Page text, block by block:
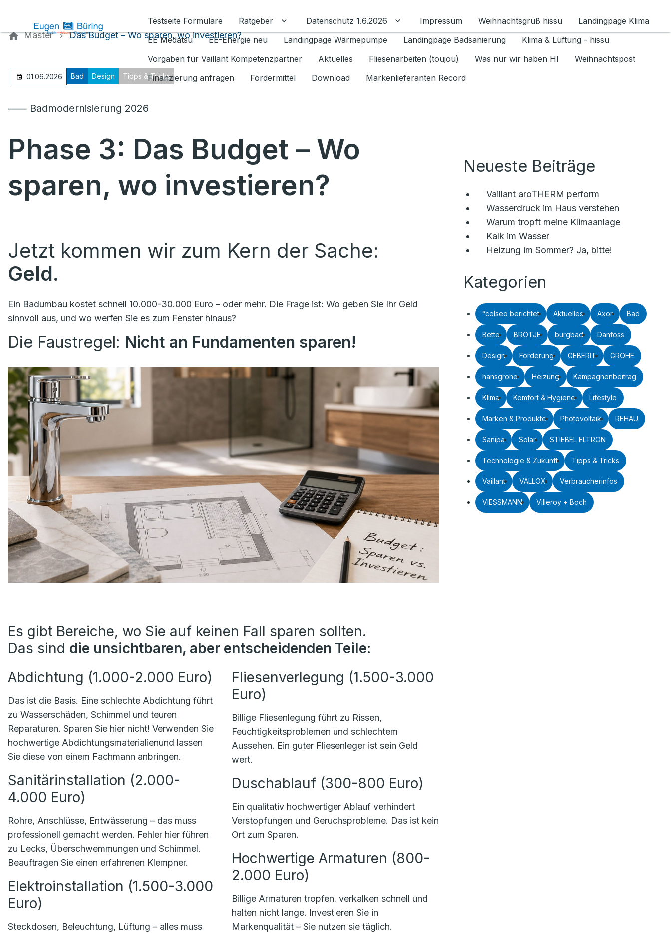
Testseite Formulare
Ratgeber Untermenü für Ratgeber umschalten
Datenschutz 1.6.2026 Untermenü für Datenschutz 1.6.2026 umschalten
Impressum Weihnachtsgruß hissu
Landingpage Klima
EE Medatsu
EE-Energie neu Landingpage Wärmepumpe Landingpage Badsanierung
Klima & Lüftung - hissu
Vorgaben für Vaillant Kompetenzpartner
Aktuelles Fliesenarbeiten (toujou) Was nur wir haben HI
Weihnachtspost
Finanzierung anfragen
Fördermittel Download Markenlieferanten Record
Master Das Budget – Wo sparen, wo investieren?
01.06.2026 Bad Design Tipps & Tricks
⸺ Badmodernisierung 2026
Phase 3: Das Budget – Wo
sparen, wo investieren?
Jetzt kommen wir zum Kern der Sache:
Geld.
Ein Badumbau kostet schnell 10.000-30.000 Euro – oder mehr. Die Frage ist: Wo geben Sie Ihr Geld
sinnvoll aus, und wo werfen Sie es zum Fenster hinaus?
Die Faustregel: Nicht an Fundamenten sparen!
Es gibt Bereiche, wo Sie auf keinen Fall sparen sollten.
Das sind die unsichtbaren, aber entscheidenden Teile:
Abdichtung (1.000-2.000 Euro)
Das ist die Basis. Eine schlechte Abdichtung führt
zu Wasserschäden, Schimmel und teuren
Reparaturen. Sparen Sie hier nicht! Verwenden Sie
hochwertige Abdichtungsmaterialienund lassen
Sie diese von einem Fachmann anbringen.
Sanitärinstallation (2.000-
4.000 Euro)
Rohre, Anschlüsse, Entwässerung – das muss
professionell gemacht werden. Fehler hier führen
zu Lecks, Überschwemmungen und Schimmel.
Beauftragen Sie einen erfahrenen Klempner.
Elektroinstallation (1.500-3.000
Euro)
Steckdosen, Beleuchtung, Lüftung – alles muss
Fliesenverlegung (1.500-3.000
Euro)
Billige Fliesenlegung führt zu Rissen,
Feuchtigkeitsproblemen und schlechtem
Aussehen. Ein guter Fliesenleger ist sein Geld
wert.
Duschablauf (300-800 Euro)
Ein qualitativ hochwertiger Ablauf verhindert
Verstopfungen und Geruchsprobleme. Das ist kein
Ort zum Sparen.
Hochwertige Armaturen (800-
2.000 Euro)
Billige Armaturen tropfen, verkalken schnell und
halten nicht lange. Investieren Sie in
Markenqualität – Sie nutzen sie täglich.
Neueste Beiträge
Vaillant aroTHERM perform
Wasserdruck im Haus verstehen
Warum tropft meine Klimaanlage
Kalk im Wasser
Heizung im Sommer? Ja, bitte!
Kategorien
°celseo berichtet Aktuelles Axor Bad
Bette BRÖTJE burgbad Danfoss
Design Förderung GEBERIT GROHE
hansgrohe Heizung Kampagnenbeitrag
Klima Komfort & Hygiene Lifestyle
Marken & Produkte Photovoltaik REHAU
Sanipa Solar STIEBEL ELTRON
Technologie & Zukunft Tipps & Tricks
Vaillant VALLOX Verbraucherinfos
VIESSMANN Villeroy + Boch